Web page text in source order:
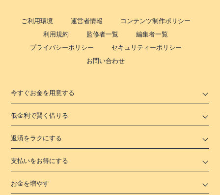
ご利用環境 運営者情報
コンテンツ制作ポリシー
利用規約
監修者一覧
編集者一覧
プライバシーポリシー
セキュリティーポリシー
お問い合わせ
今すぐお金を用意する
低金利で賢く借りる
返済をラクにする
支払いをお得にする
お金を増やす